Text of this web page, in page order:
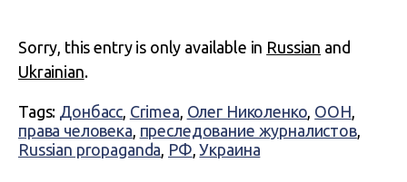
Sorry, this entry is only available in Russian and
Ukrainian.
Tags: Донбасс, Crimea, Олег Николенко, ООН,
права человека, преследование журналистов,
Russian propaganda, РФ,Украина